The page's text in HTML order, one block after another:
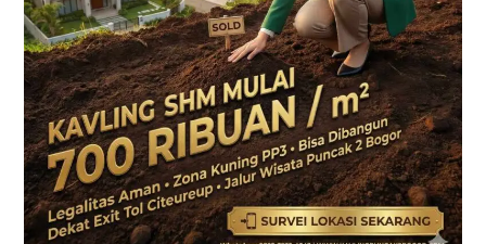
|
Konsultan
Properti
Bogor
Timur
–
RDA
LAND